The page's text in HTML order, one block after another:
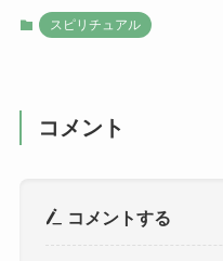
スピリチュアル
コメント
コメントする